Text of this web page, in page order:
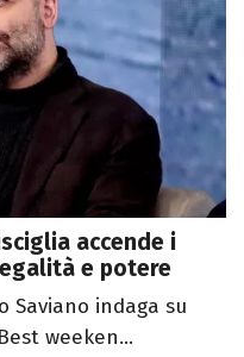
accende i
e potere
Saviano indaga su
weeken...